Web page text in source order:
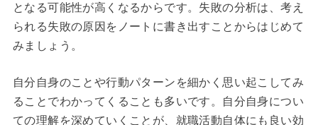
となる可能性が高くなるからです。失敗の分析は、考え
られる失敗の原因をノートに書き出すことからはじめて
みましょう。
自分自身のことや行動パターンを細かく思い起こしてみ
ることでわかってくることも多いです。自分自身につい
ての理解を深めていくことが、就職活動自体にも良い効